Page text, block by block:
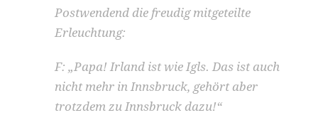
Postwendend die freudig mitgeteilte
Erleuchtung:
F: „Papa! Irland ist wie Igls. Das ist auch
nicht mehr in Innsbruck, gehört aber
trotzdem zu Innsbruck dazu!“